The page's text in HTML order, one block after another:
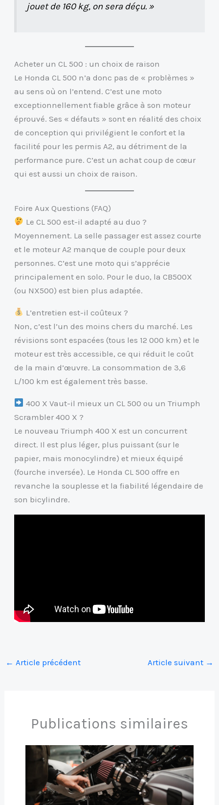
jouet de 160 kg, on sera déçu. »
Acheter un CL 500 : un choix de raison
Le Honda CL 500 n’a donc pas de « problèmes »
au sens où on l’entend. C’est une moto
exceptionnellement fiable grâce à son moteur
éprouvé. Ses « défauts » sont en réalité des choix
de conception qui privilégient le confort et la
facilité pour les permis A2, au détriment de la
performance pure. C’est un achat coup de cœur
qui est aussi un choix de raison.
Foire Aux Questions (FAQ)
Le CL 500 est-il adapté au duo ?
Moyennement. La selle passager est assez courte
et le moteur A2 manque de couple pour deux
personnes. C’est une moto qui s’apprécie
principalement en solo. Pour le duo, la CB500X
(ou NX500) est bien plus adaptée.
L’entretien est-il coûteux ?
Non, c’est l’un des moins chers du marché. Les
révisions sont espacées (tous les 12 000 km) et le
moteur est très accessible, ce qui réduit le coût
de la main d’œuvre. La consommation de 3,6
L/100 km est également très basse.
400 X Vaut-il mieux un CL 500 ou un Triumph
Scrambler 400 X ?
Le nouveau Triumph 400 X est un concurrent
direct. Il est plus léger, plus puissant (sur le
papier, mais monocylindre) et mieux équipé
(fourche inversée). Le Honda CL 500 offre en
revanche la souplesse et la fiabilité légendaire de
son bicylindre.
← Article précédent Article suivant →
Publications similaires